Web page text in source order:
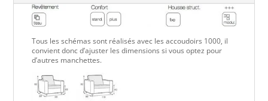
Tous les schémas sont réalisés avec les accoudoirs 1000, il
convient donc d’ajuster les dimensions si vous optez pour
d’autres manchettes.